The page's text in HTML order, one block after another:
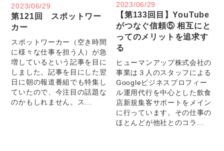
2023/06/29
第121回 スポットワー
カー
スポットワーカー（空き時間
に様々な仕事を担う人）が急
増しているという記事を目に
しました。記事を目にした翌
日に朝の報道番組でも特集し
ていたので、今注目の話題な
のかもしれません。ス...
2023/06/29
【第133回目】YouTube
がつなぐ信頼⑤ 相互にと
ってのメリットを追求す
る
ヒューマンアップ株式会社の
事業は３人のスタッフによる
Googleビジネスプロフィー
ル運用代行を中心とした飲食
店新規集客サポートをメイン
に行っています。その仕事の
ほとんどが他社とのコラ...